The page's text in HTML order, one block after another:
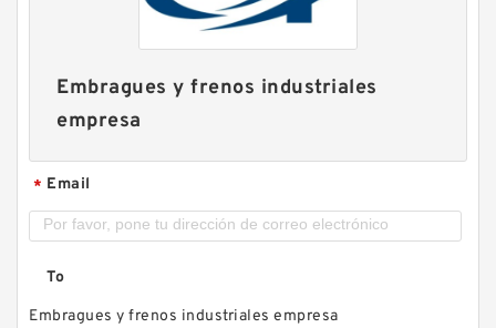
Embragues y frenos industriales
empresa
* Email
To
Embragues y frenos industriales empresa